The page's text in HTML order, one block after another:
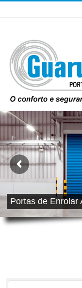
Portas de Enrolar